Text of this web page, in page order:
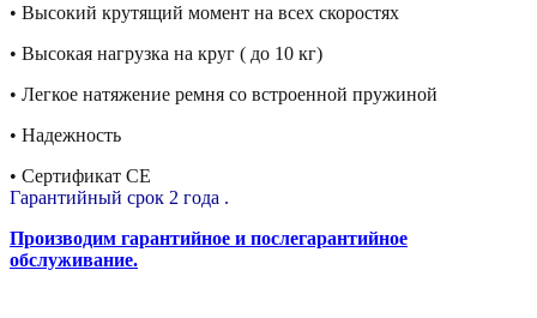
• Высокий крутящий момент на всех скоростях
• Высокая нагрузка на круг ( до 10 кг)
• Легкое натяжение ремня со встроенной пружиной
• Надежность
• Сертификат CE
Гарантийный срок 2 года .
Производим гарантийное и послегарантийное
обслуживание.